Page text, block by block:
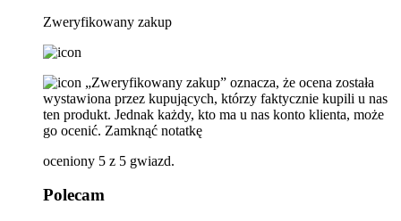
Zweryfikowany zakup
„Zweryfikowany zakup” oznacza, że ​​ocena została
wystawiona przez kupujących, którzy faktycznie kupili u nas
ten produkt. Jednak każdy, kto ma u nas konto klienta, może
go ocenić. Zamknąć notatkę
oceniony 5 z 5 gwiazd.
Polecam